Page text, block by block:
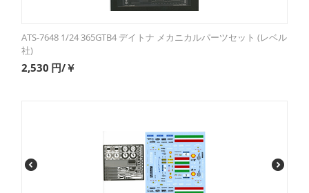
ATS-7648 1/24 365GTB4 デイトナ メカニカルパーツセット (レベル
社)
2,530 円/￥